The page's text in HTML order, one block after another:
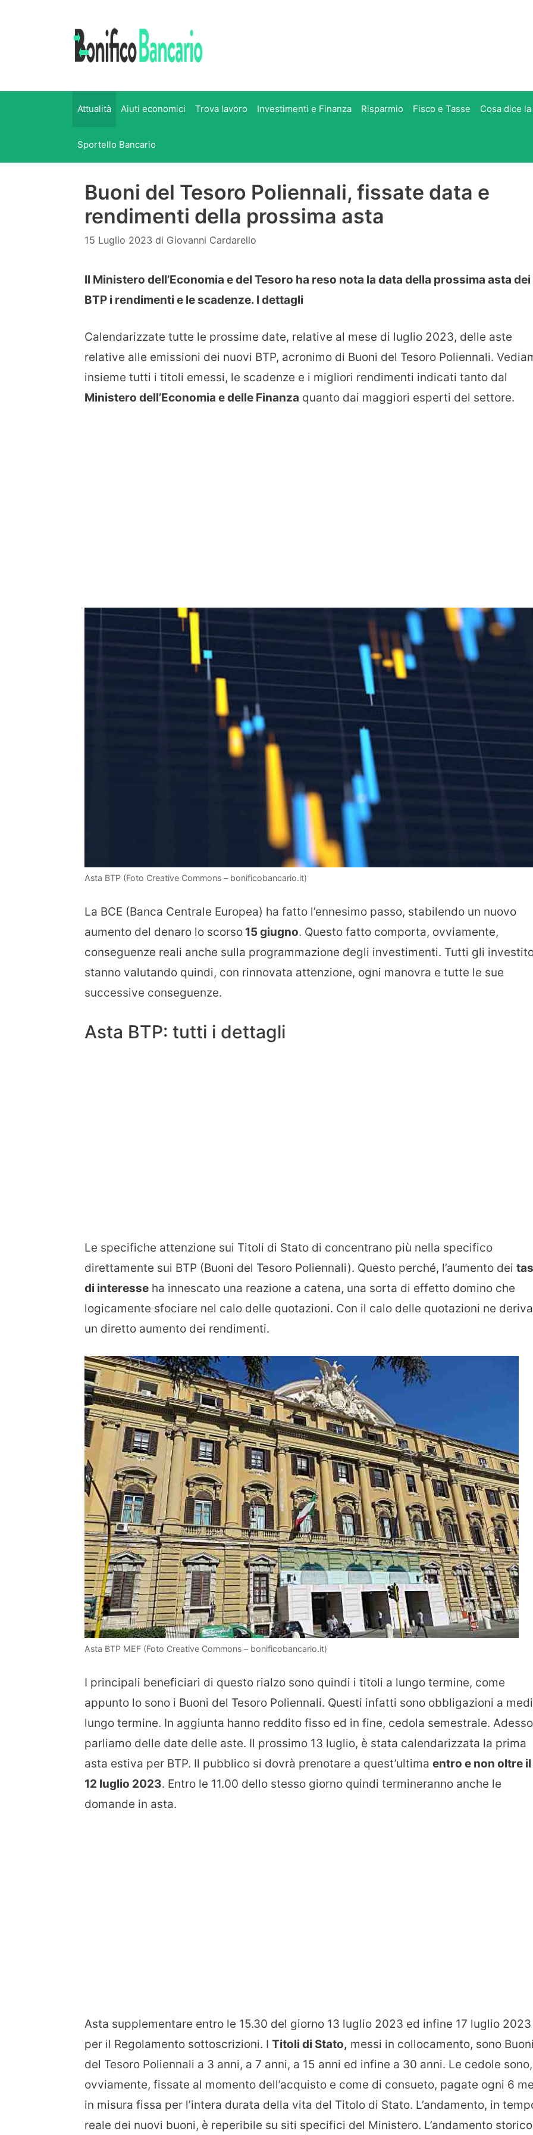
Attualità Aiuti economici Trova lavoro Investimenti e Finanza Risparmio Fisco e Tasse Cosa dice
Sportello Bancario
Buoni del Tesoro Poliennali, fissate data e
rendimenti della prossima asta
15 Luglio 2023 di Giovanni Cardarello
Il Ministero dell’Economia e del Tesoro ha reso nota la data della prossima asta dei
BTP i rendimenti e le scadenze. I dettagli
Calendarizzate tutte le prossime date, relative al mese di luglio 2023, delle aste
relative alle emissioni dei nuovi BTP, acronimo di Buoni del Tesoro Poliennali.
insieme tutti i titoli emessi, le scadenze e i migliori rendimenti indicati tanto dal
Ministero dell’Economia e delle Finanza quanto dai maggiori esperti del settore.
Asta BTP (Foto Creative Commons – bonificobancario.it)
La BCE (Banca Centrale Europea) ha fatto l’ennesimo passo, stabilendo un nuovo
aumento del denaro lo scorso 15 giugno. Questo fatto comporta, ovviamente,
conseguenze reali anche sulla programmazione degli investimenti. Tutti gli
stanno valutando quindi, con rinnovata attenzione, ogni manovra e tutte le sue
successive conseguenze.
Asta BTP: tutti i dettagli
Le specifiche attenzione sui Titoli di Stato di concentrano più nella specifico
direttamente sui BTP (Buoni del Tesoro Poliennali). Questo perché, l’aumento dei
di interesse ha innescato una reazione a catena, una sorta di effetto domino che
logicamente sfociare nel calo delle quotazioni. Con il calo delle quotazioni ne deriva
un diretto aumento dei rendimenti.
Asta BTP MEF (Foto Creative Commons – bonificobancario.it)
I principali beneficiari di questo rialzo sono quindi i titoli a lungo termine, come
appunto lo sono i Buoni del Tesoro Poliennali. Questi infatti sono obbligazioni a
lungo termine. In aggiunta hanno reddito fisso ed in fine, cedola semestrale. Adesso
parliamo delle date delle aste. Il prossimo 13 luglio, è stata calendarizzata la prima
asta estiva per BTP. Il pubblico si dovrà prenotare a quest’ultima entro e non oltre il
12 luglio 2023. Entro le 11.00 dello stesso giorno quindi termineranno anche le
domande in asta.
Asta supplementare entro le 15.30 del giorno 13 luglio 2023 ed infine 17 luglio 2023
per il Regolamento sottoscrizioni. I Titoli di Stato, messi in collocamento, sono
del Tesoro Poliennali a 3 anni, a 7 anni, a 15 anni ed infine a 30 anni. Le cedole sono,
ovviamente, fissate al momento dell’acquisto e come di consueto, pagate ogni 6
in misura fissa per l’intera durata della vita del Titolo di Stato. L’andamento, in
reale dei nuovi buoni, è reperibile su siti specifici del Ministero. L’andamento